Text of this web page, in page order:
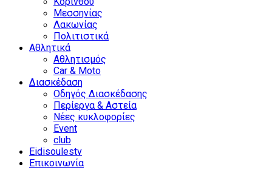
Μεσσηνίας
Λακωνίας
Πολιτιστικά
Αθλητικά
Αθλητισμός
Car & Moto
Διασκέδαση
Οδηγός Διασκέδασης
Περίεργα & Αστεία
Νέες κυκλοφορίες
Event
club
Eidisoulestv
Επικοινωνία